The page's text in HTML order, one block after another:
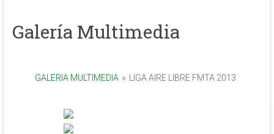
Galería Multimedia
GALERIA MULTIMEDIA » LIGA AIRE LIBRE FMTA 2013